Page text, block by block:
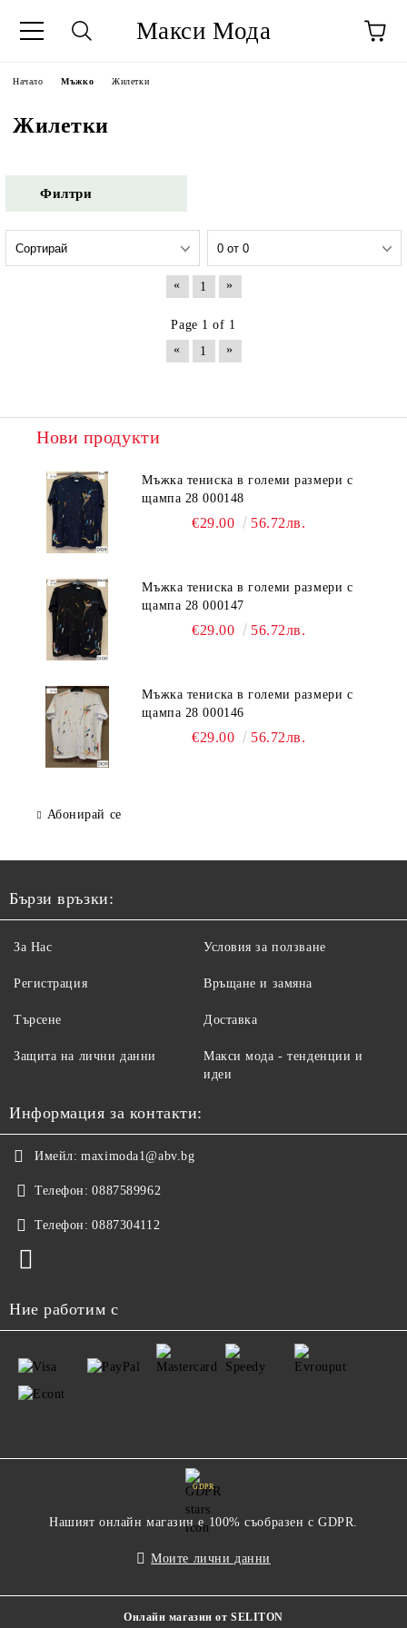
Макси Мода
Начало Мъжко Жилетки
Жилетки
Филтри
« 1 »
Page 1 of 1
«
1 »
Нови продукти
Мъжка тениска в големи размери с
щампа 28 000148
€29.00 56.72лв.
Мъжка тениска в големи размери с
щампа 28 000147
€29.00 56.72лв.
Мъжка тениска в големи размери с
щампа 28 000146
€29.00 56.72лв.
Абонирай се
Бързи връзки:
За Нас
Регистрация
Търсене
Защита на лични данни
Условия за ползване
Връщане и замяна
Доставка
Макси мода - тенденции и
идеи
Информация за контакти:
Имейл: maximoda1@abv.bg
Телефон: 0887589962
Телефон: 0887304112
Ние работим с
GDPR
Нашият онлайн магазин е 100% съобразен с GDPR.
Моите лични данни
Онлайн магазин от SELITON